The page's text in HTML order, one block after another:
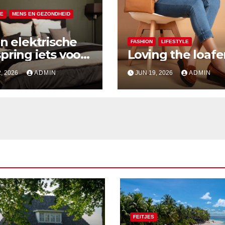
MENS EN GEZONDHEID
elektrische
iets voor
2026 ADMIN
FASHION LIFESTYLE
Loving the
JUN 19, 2026 ADMIN
FEITJES